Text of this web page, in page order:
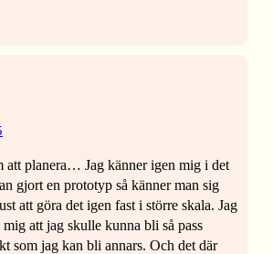
att planera… Jag känner igen mig i det
gjort en prototyp så känner man sig
att göra det igen fast i större skala. Jag
att jag skulle kunna bli så pass
som jag kan bli annars. Och det där